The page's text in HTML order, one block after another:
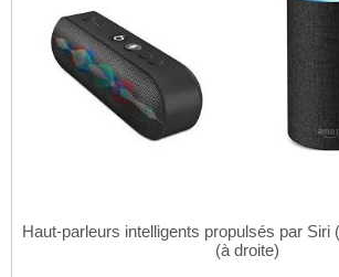
Haut-parleurs intelligents propulsés par Siri
(à droite)